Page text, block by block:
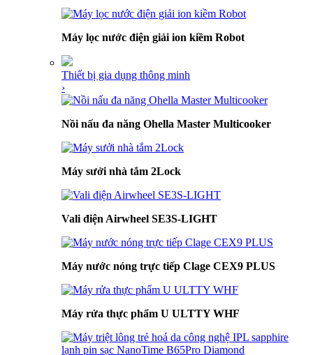
Máy lọc nước điện giải ion kiềm Robot
Thiết bị gia dụng thông minh
›
Nồi nấu đa năng Ohella Master Multicooker
Máy sưởi nhà tắm 2Lock
Vali điện Airwheel SE3S-LIGHT
Máy nước nóng trực tiếp Clage CEX9 PLUS
Máy rửa thực phẩm U ULTTY WHF